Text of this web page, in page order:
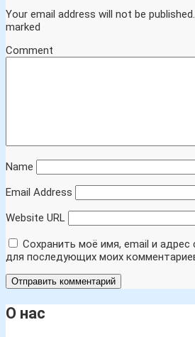
Your email address will not be published.
marked
Comment
Name
Email Address
Website URL
Сохранить моё имя, email и адрес
для последующих моих
О нас